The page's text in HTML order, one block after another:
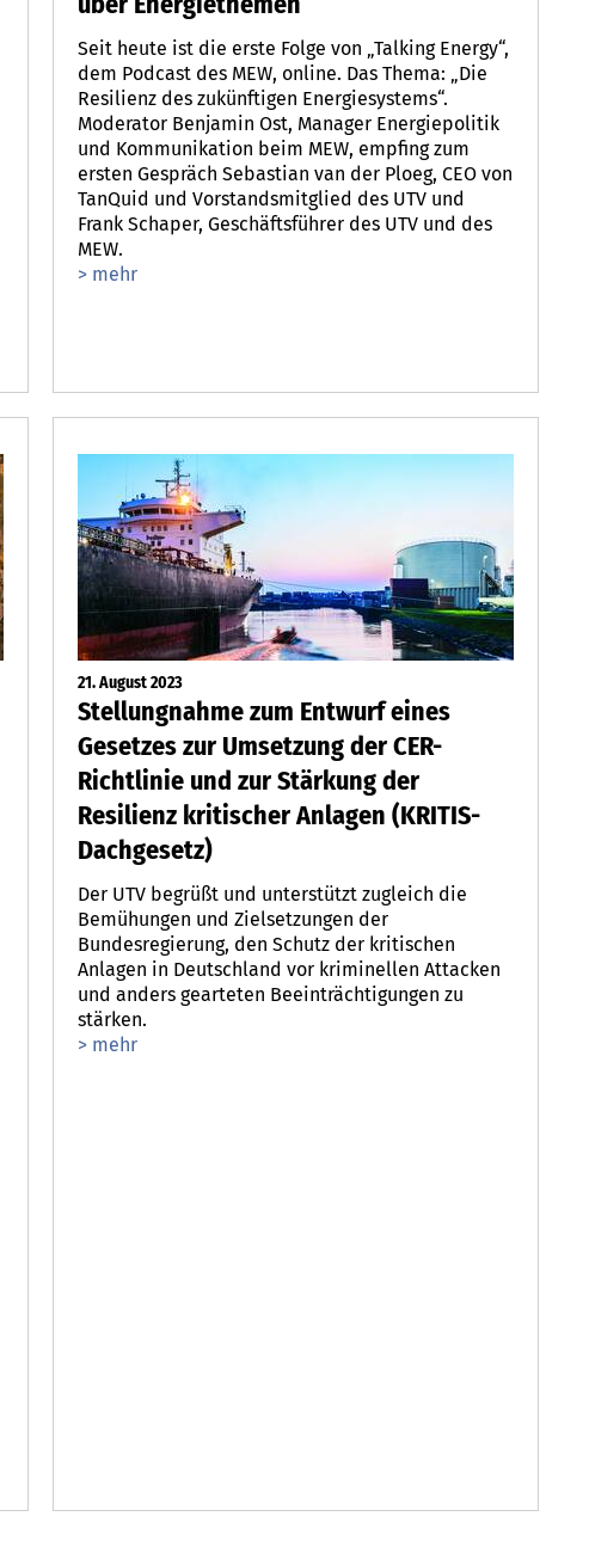
Seit heute ist die erste Folge von „Talking Energy“,
dem Podcast des MEW, online. Das Thema: „Die
Resilienz des zukünftigen Energiesystems“.
Moderator Benjamin Ost, Manager Energiepolitik
und Kommunikation beim MEW, empfing zum
ersten Gespräch Sebastian van der Ploeg, CEO von
TanQuid und Vorstandsmitglied des UTV und
Frank Schaper, Geschäftsführer des UTV und des
MEW.
> mehr
21. August 2023
Stellungnahme zum Entwurf eines
Gesetzes zur Umsetzung der CER-
Richtlinie und zur Stärkung der
Resilienz kritischer Anlagen (KRITIS-
Dachgesetz)
Der UTV begrüßt und unterstützt zugleich die
Bemühungen und Zielsetzungen der
Bundesregierung, den Schutz der kritischen
Anlagen in Deutschland vor kriminellen Attacken
und anders gearteten Beeinträchtigungen zu
stärken.
> mehr